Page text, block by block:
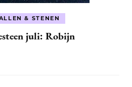
& STENEN
juli: Robijn